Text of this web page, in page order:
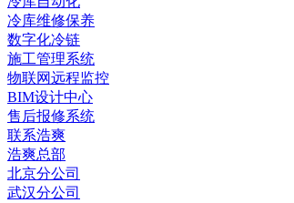
冷库维修保养
数字化冷链
施工管理系统
物联网远程监控
BIM设计中心
售后报修系统
联系浩爽
浩爽总部
北京分公司
武汉分公司